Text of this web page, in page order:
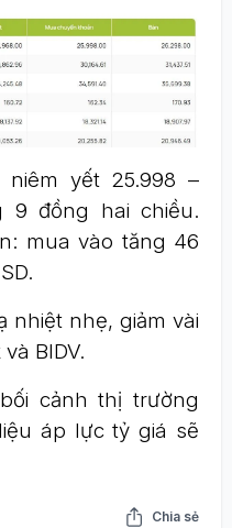
niêm yết 25.998 –
9 đồng hai chiều.
mua vào tăng 46
nhiệt nhẹ, giảm vài
BIDV.
cảnh thị trường
áp lực tỷ giá sẽ
Chia sẻ